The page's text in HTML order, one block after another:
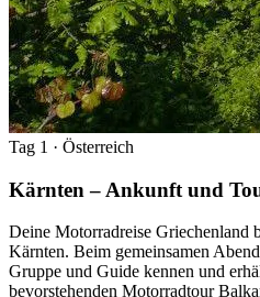
Tag 1 · Österreich
Kärnten – Ankunft und
Deine Motorradreise Griechenland
Kärnten. Beim gemeinsamen
Gruppe und Guide kennen und
bevorstehenden Motorradtour